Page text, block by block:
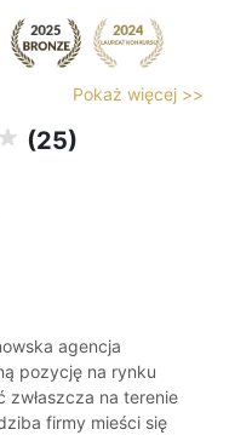
Pokaż więcej >>
(25)
agencja
pozycję na rynku
zwłaszcza na terenie
firmy mieści się